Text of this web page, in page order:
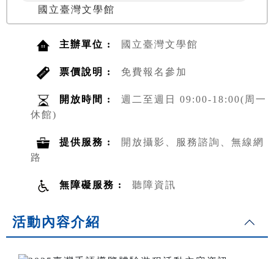
國立臺灣文學館
主辦單位 : 國立臺灣文學館
票價說明 : 免費報名參加
開放時間 :
週二至週日 09:00-18:00(周一
休館)
提供服務 :
開放攝影、服務諮詢、無線網
路
無障礙服務 : 聽障資訊
活動內容介紹